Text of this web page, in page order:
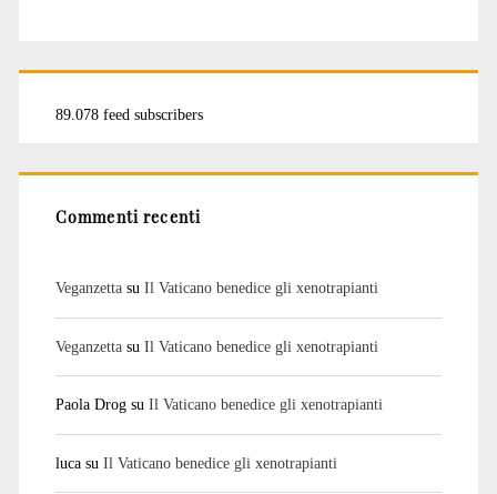
89.078 feed subscribers
Commenti recenti
Veganzettasu Il Vaticano benedice gli xenotrapianti
Veganzettasu Il Vaticano benedice gli xenotrapianti
Paola Drogsu Il Vaticano benedice gli xenotrapianti
lucasu Il Vaticano benedice gli xenotrapianti